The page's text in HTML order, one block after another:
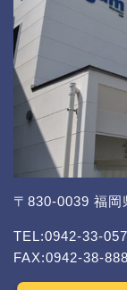
〒830-0039 福岡
TEL:0942-33-
FAX:0942-38-